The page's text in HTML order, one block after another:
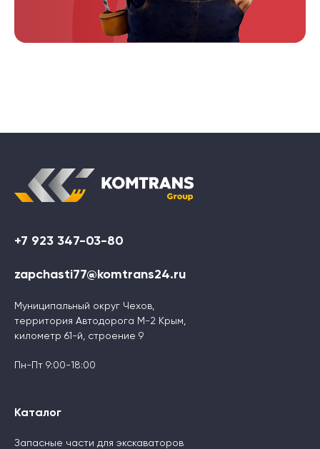
+7 923 347-03-80
zapchasti77@komtrans24.ru
Муниципальный округ Чехов,
территория Автодорога М-2 Крым,
километр 61-й, строение 9
Пн-Пт 9:00-18:00
Каталог
Запасные части для экскаваторов